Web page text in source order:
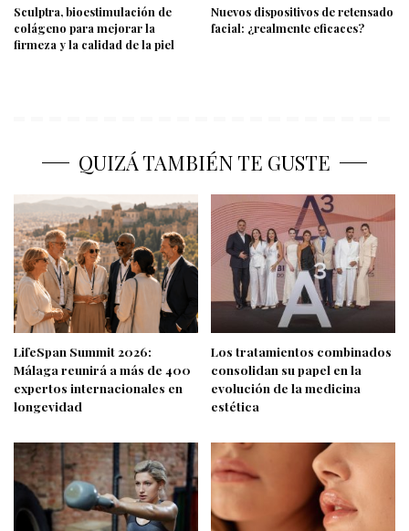
Sculptra, bioestimulación de
colágeno para mejorar la
firmeza y la calidad de la piel
Nuevos dispositivos de retensado
facial: ¿realmente eficaces?
QUIZÁ TAMBIÉN TE GUSTE
LifeSpan Summit 2026:
Málaga reunirá a más de 400
expertos internacionales en
longevidad
Los tratamientos combinados
consolidan su papel en la
evolución de la medicina
estética